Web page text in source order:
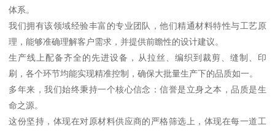
体系。
我们拥有该领域经验丰富的专业团队，他们精通材料特性与工艺原
理，能够准确理解客户需求，并提供前瞻性的设计建议。
生产线上配备齐全的先进设备，从拉丝、编织到裁剪、缝制、印
刷，各个环节均能实现精准控制，确保大批量生产下的品质如一。
多年来，我们始终秉持一个核心信念：信誉是立身之本，品质是生
命之源。
这份坚持，体现在对原材料供应商的严格筛选上，体现在每一道工